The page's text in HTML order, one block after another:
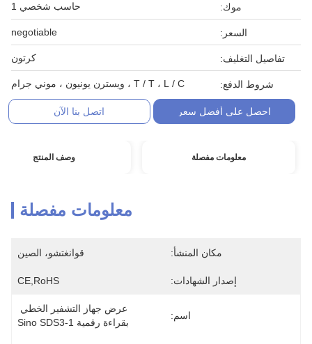
موك: حاسب شخصي 1
السعر: negotiable
تفاصيل التغليف: كرتون
شروط الدفع: T / T ، L / C ، ويسترن يونيون ، موني جرام
احصل على أفضل سعر اتصل بنا الآن
معلومات مفصلة وصف المنتج
معلومات مفصلة
مكان المنشأ: قوانغتشو، الصين
إصدار الشهادات: CE,RoHS
اسم:
بقراءة رقمية Sino SDS3-1